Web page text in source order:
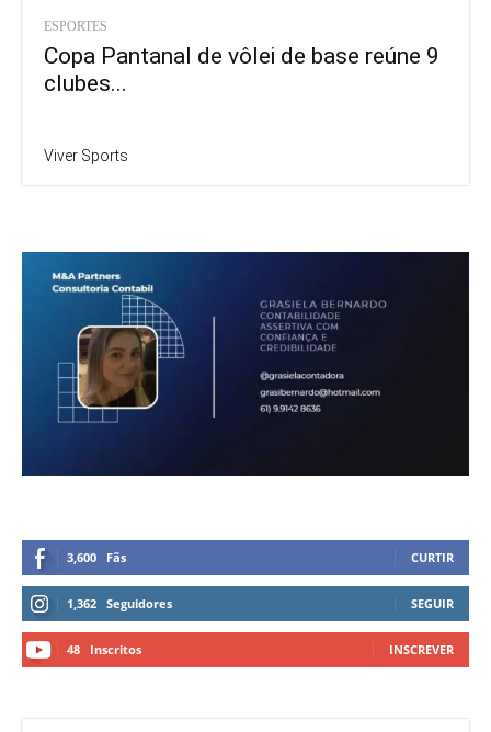
ESPORTES
Copa Pantanal de vôlei de base reúne 9
clubes...
Viver Sports
3,600 Fãs CURTIR
1,362 Seguidores SEGUIR
48 Inscritos INSCREVER